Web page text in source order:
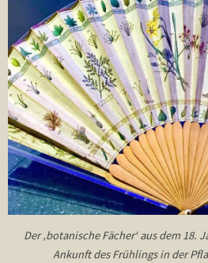
Der ‚botanische Fächer‘ aus dem
Ankunft des Frühlings in der